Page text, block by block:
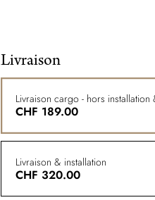
Livraison
Livraison cargo - hors
CHF 189.00
Livraison & installation
CHF 320.00